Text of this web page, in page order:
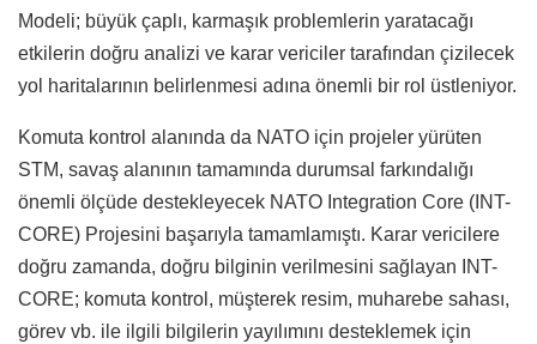
Modeli; büyük çaplı, karmaşık problemlerin yaratacağı
etkilerin doğru analizi ve karar vericiler tarafından çizilecek
yol haritalarının belirlenmesi adına önemli bir rol üstleniyor.
Komuta kontrol alanında da NATO için projeler yürüten
STM, savaş alanının tamamında durumsal farkındalığı
önemli ölçüde destekleyecek NATO Integration Core (INT-
CORE) Projesini başarıyla tamamlamıştı. Karar vericilere
doğru zamanda, doğru bilginin verilmesini sağlayan INT-
CORE; komuta kontrol, müşterek resim, muharebe sahası,
görev vb. ile ilgili bilgilerin yayılımını desteklemek için